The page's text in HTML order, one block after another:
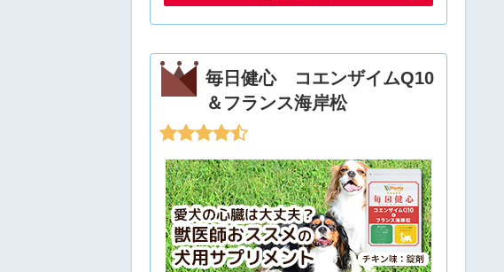
毎日健心 コエンザイムQ10
＆フランス海岸松